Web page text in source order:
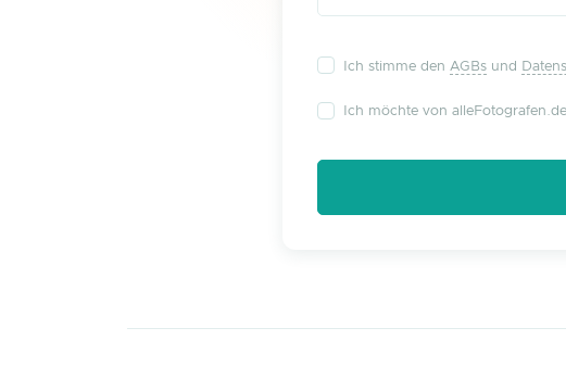
Ich stimme den AGBsund
Ich möchte von